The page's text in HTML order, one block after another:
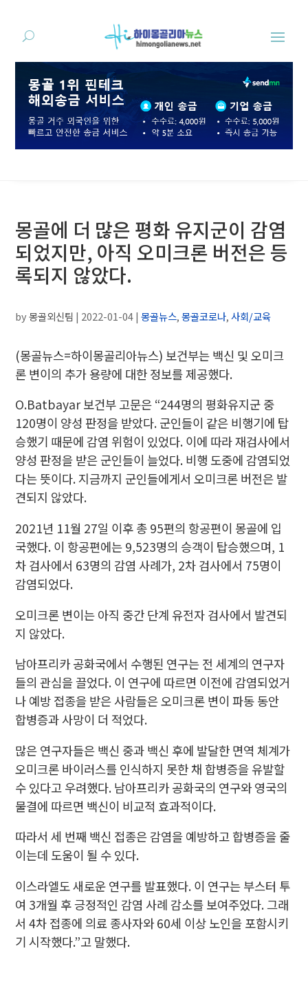
몽골에 더 많은 평화 유지군이 감염
되었지만, 아직 오미크론 버전은 등
록되지 않았다.
by몽골외신팀 | 2022-01-04|몽골뉴스,몽골코로나,사회/교육
(몽골뉴스=하이몽골리아뉴스) 보건부는 백신 및 오미크
론 변이의 추가 용량에 대한 정보를 제공했다.
O.Batbayar 보건부 고문은 “244명의 평화유지군 중
120명이 양성 판정을 받았다. 군인들이 같은 비행기에 탑
승했기 때문에 감염 위험이 있었다. 이에 따라 재검사에서
양성 판정을 받은 군인들이 늘었다. 비행 도중에 감염되었
다는 뜻이다. 지금까지 군인들에게서 오미크론 버전은 발
견되지 않았다.
2021년 11월 27일 이후 총 95편의 항공편이 몽골에 입
국했다. 이 항공편에는 9,523명의 승객이 탑승했으며, 1
차 검사에서 63명의 감염 사례가, 2차 검사에서 75명이
감염되었다.
오미크론 변이는 아직 중간 단계 유전자 검사에서 발견되
지 않았다.
남아프리카 공화국에서 수행된 연구는 전 세계의 연구자
들의 관심을 끌었다. 이 연구에 따르면 이전에 감염되었거
나 예방 접종을 받은 사람들은 오미크론 변이 파동 동안
합병증과 사망이 더 적었다.
많은 연구자들은 백신 중과 백신 후에 발달한 면역 체계가
오미크론 바이러스를 인식하지 못한 채 합병증을 유발할
수 있다고 우려했다. 남아프리카 공화국의 연구와 영국의
물결에 따르면 백신이 비교적 효과적이다.
따라서 세 번째 백신 접종은 감염을 예방하고 합병증을 줄
이는데 도움이 될 수 있다.
이스라엘도 새로운 연구를 발표했다. 이 연구는 부스터 투
여 3개월 후 긍정적인 감염 사례 감소를 보여주었다. 그래
서 4차 접종에 의료 종사자와 60세 이상 노인을 포함시키
기 시작했다.”고 말했다.